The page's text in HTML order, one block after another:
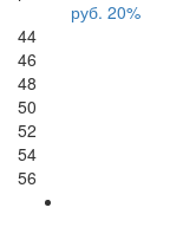
руб. 20%
44
46
48
50
52
54
56